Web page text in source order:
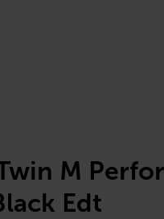
M
Edt